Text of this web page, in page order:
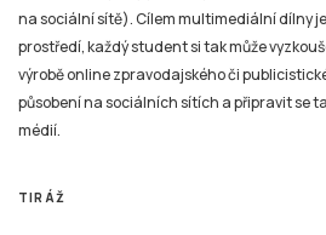
výrobě online zpravodajského či
působení na sociálních sítích a připravit se
médií.
TIRÁŽ
Tiskové zprávy a náměty pro tvorbu